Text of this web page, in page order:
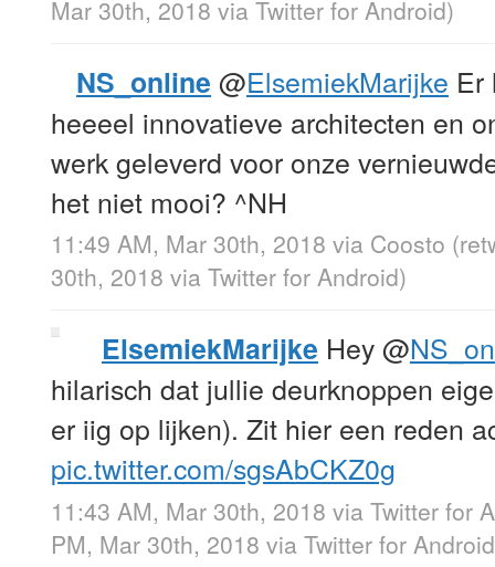
Mar 30th, 2018 via Twitter for Android)
NS_online @ElsemiekMarijke Er
heeeel innovatieve architecten en
werk geleverd voor onze
het niet mooi? ^NH
11:49 AM, Mar 30th, 2018 via Coosto
30th, 2018 via Twitter for Android)
ElsemiekMarijke Hey@
hilarisch dat jullie deurknoppen
er iig op lijken). Zit hier een reden
pic.twitter.com/sgsAbCKZ0g
11:43 AM, Mar 30th, 2018 via Twitter for
PM, Mar 30th, 2018 via Twitter for Android